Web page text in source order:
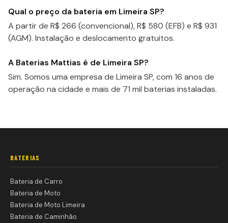
Qual o preço da bateria em Limeira SP?
A partir de R$ 266 (convencional), R$ 580 (EFB) e R$ 931
(AGM). Instalação e deslocamento gratuitos.
A Baterias Mattias é de Limeira SP?
Sim. Somos uma empresa de Limeira SP, com 16 anos de
operação na cidade e mais de 71 mil baterias instaladas.
BATERIAS
Bateria de Carro
Bateria de Moto
Bateria de Moto Limeira
Bateria de Caminhão